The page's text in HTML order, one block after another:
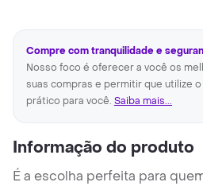
Compre com tranquilidade e
Nosso foco é oferecer a você os
suas compras e permitir que utilize
prático para você. Saiba mais...
Informação do produto
É a escolha perfeita para